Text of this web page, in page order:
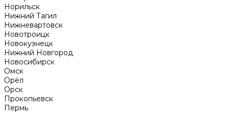
Норильск
Нижний Тагил
Нижневартовск
Новотроицк
Новокузнецк
Нижний Новгород
Новосибирск
Омск
Орёл
Орск
Прокопьевск
Пермь